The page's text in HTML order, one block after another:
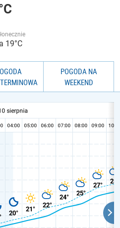
19°C
POGODA NA
WEEKEND